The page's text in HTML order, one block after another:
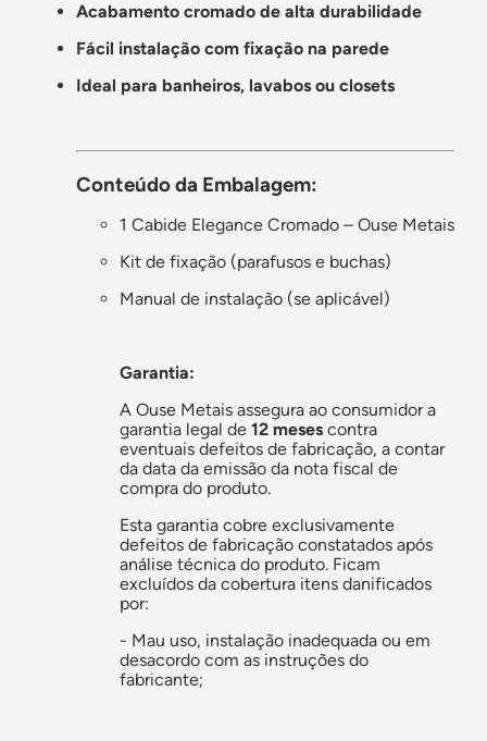
Acabamento cromado de alta durabilidade
Fácil instalação com fixação na parede
Ideal para banheiros, lavabos ou closets
Conteúdo da Embalagem:
1 Cabide Elegance Cromado – Ouse Metais
Kit de fixação (parafusos e buchas)
Manual de instalação (se aplicável)
Garantia:
A Ouse Metais assegura ao consumidor a
garantia legal de 12 meses contra
eventuais defeitos de fabricação, a contar
da data da emissão da nota fiscal de
compra do produto.
Esta garantia cobre exclusivamente
defeitos de fabricação constatados após
análise técnica do produto. Ficam
excluídos da cobertura itens danificados
por:
- Mau uso, instalação inadequada ou em
desacordo com as instruções do
fabricante;